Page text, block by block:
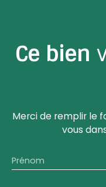
Ce bien
Merci de remplir le
vous
Prénom